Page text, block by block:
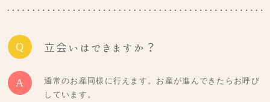
Q 立会いはできますか？
A
通常のお産同様に行えます。お産が進んできたらお呼び
しています。